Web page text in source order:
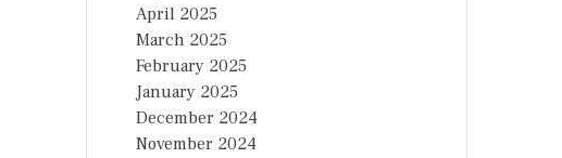
April 2025
March 2025
February 2025
January 2025
December 2024
November 2024